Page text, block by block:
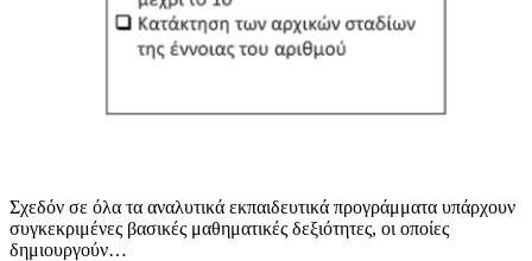
Σχεδόν σε όλα τα αναλυτικά εκπαιδευτικά προγράμματα υπάρχουν
συγκεκριμένες βασικές μαθηματικές δεξιότητες, οι οποίες
δημιουργούν…